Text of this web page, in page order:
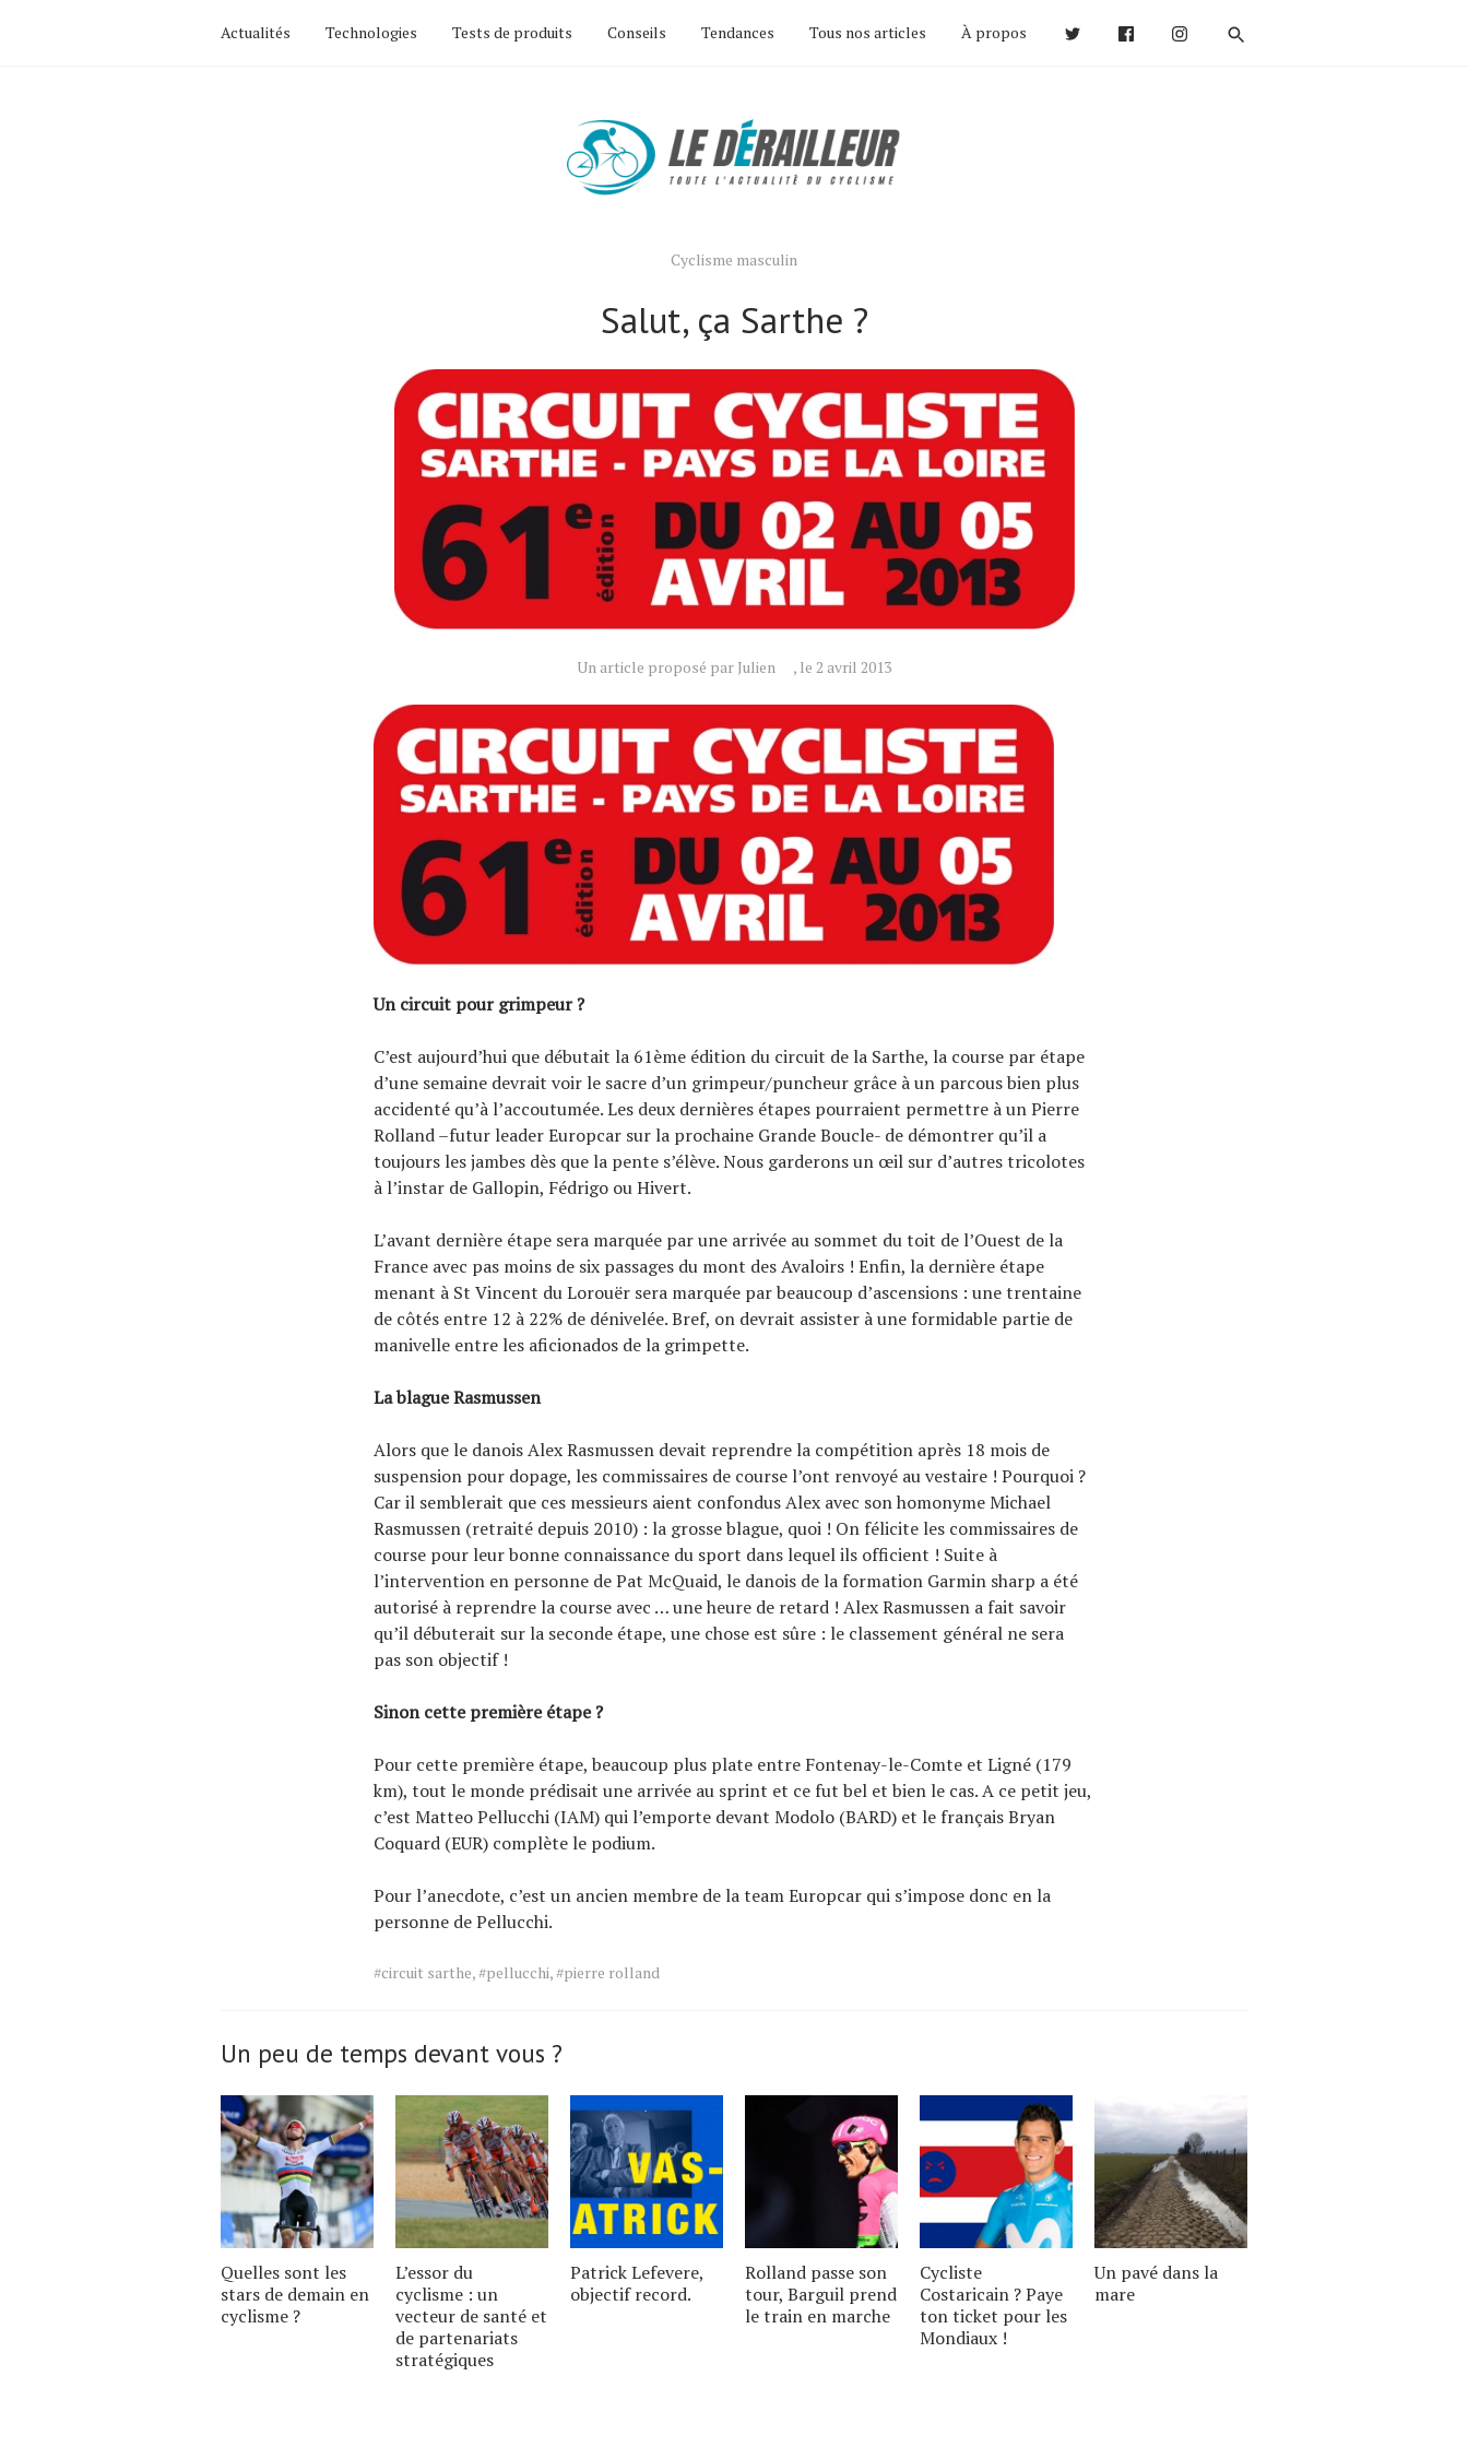
Actualités Technologies Tests de produits Conseils Tendances Tous nos articles À propos
Cyclisme masculin
Salut, ça Sarthe ?
Un article proposé par Julien , le 2 avril 2013
Un circuit pour grimpeur ?
C’est aujourd’hui que débutait la 61ème édition du circuit de la Sarthe, la course par étape
d’une semaine devrait voir le sacre d’un grimpeur/puncheur grâce à un parcous bien plus
accidenté qu’à l’accoutumée. Les deux dernières étapes pourraient permettre à un Pierre
Rolland –futur leader Europcar sur la prochaine Grande Boucle- de démontrer qu’il a
toujours les jambes dès que la pente s’élève. Nous garderons un œil sur d’autres tricolotes
à l’instar de Gallopin, Fédrigo ou Hivert.
L’avant dernière étape sera marquée par une arrivée au sommet du toit de l’Ouest de la
France avec pas moins de six passages du mont des Avaloirs ! Enfin, la dernière étape
menant à St Vincent du Lorouër sera marquée par beaucoup d’ascensions : une trentaine
de côtés entre 12 à 22% de dénivelée. Bref, on devrait assister à une formidable partie de
manivelle entre les aficionados de la grimpette.
La blague Rasmussen
Alors que le danois Alex Rasmussen devait reprendre la compétition après 18 mois de
suspension pour dopage, les commissaires de course l’ont renvoyé au vestaire ! Pourquoi ?
Car il semblerait que ces messieurs aient confondus Alex avec son homonyme Michael
Rasmussen (retraité depuis 2010) : la grosse blague, quoi ! On félicite les commissaires de
course pour leur bonne connaissance du sport dans lequel ils officient ! Suite à
l’intervention en personne de Pat McQuaid, le danois de la formation Garmin sharp a été
autorisé à reprendre la course avec … une heure de retard ! Alex Rasmussen a fait savoir
qu’il débuterait sur la seconde étape, une chose est sûre : le classement général ne sera
pas son objectif !
Sinon cette première étape ?
Pour cette première étape, beaucoup plus plate entre Fontenay-le-Comte et Ligné (179
km), tout le monde prédisait une arrivée au sprint et ce fut bel et bien le cas. A ce petit jeu,
c’est Matteo Pellucchi (IAM) qui l’emporte devant Modolo (BARD) et le français Bryan
Coquard (EUR) complète le podium.
Pour l’anecdote, c’est un ancien membre de la team Europcar qui s’impose donc en la
personne de Pellucchi.
Tags
#circuit sarthe,#pellucchi,#pierre rolland
Un peu de temps devant vous ?
Quelles sont les
stars de demain en
cyclisme ?
L’essor du
cyclisme : un
vecteur de santé et
de partenariats
stratégiques
Patrick Lefevere,
objectif record.
Rolland passe son
tour, Barguil prend
le train en marche
Cycliste
Costaricain ? Paye
ton ticket pour les
Mondiaux !
Un pavé dans la
mare